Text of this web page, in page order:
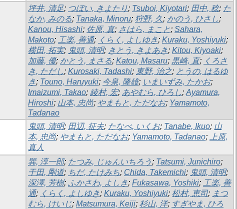
坪井, 清足; つぼい, きよたり; Tsuboi, Kiyotari; 田中, 稔; た
なか, みのる; Tanaka, Minoru; 狩野, 久; かのう, ひさし;
Kanou, Hisashi; 佐原, 真; さはら, まこと; Sahara,
Makoto; 工楽, 善通; くらく, よしゆき; Kuraku, Yoshiyuki;
横田, 拓実; 鬼頭, 清明; きとう, きよあき; Kitou, Kiyoaki;
加藤, 優; かとう, まさる; Katou, Masaru; 黒崎, 直; くろさ
き, ただし; Kurosaki, Tadashi; 東野, 治之; とうの, はるゆ
き; Touno, Haruyuki; 今泉, 隆雄; いまいずみ, たかお;
Imaizumi, Takao; 綾村, 宏; あやむら, ひろし; Ayamura,
Hiroshi; 山本, 忠尚; やまもと, ただなお; Yamamoto,
Tadanao
鬼頭, 清明; 田辺, 征夫; たなべ, いくお; Tanabe, Ikuo; 山
本, 忠尚; やまもと, ただなお; Yamamoto, Tadanao;
上原,
真人
巽, 淳一郎; たつみ, じゅんいちろう ; Tatsumi, Junichiro;
干田, 剛道; ちだ, たけみち; Chida, Takemichi; 鬼頭, 清明;
深澤, 芳樹; ふかさわ, よしき; Fukasawa, Yoshiki; 工楽, 善
通; くらく, よしゆき; Kuraku, Yoshiyuki; 松村, 恵司; まつ
むら, けいじ; Matsumura, Keiji; 杉山, 洋; すぎやま, ひろ